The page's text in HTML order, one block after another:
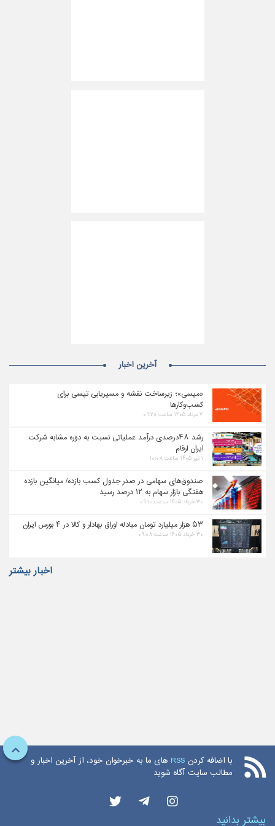
آخرین اخبار
«مپسی»؛ زیرساخت نقشه و مسیریابی تپسی برای
کسب‌وکارها
۷ مرداد ۱۴۰۵ ساعت ۰۹:۲۸
رشد ۴۸درصدی درآمد عملیاتی نسبت به دوره مشابه شرکت
ایران ارقام
۱ تیر ۱۴۰۵ ساعت ۱۰:۰۸
صندوق‌های سهامی در صدر جدول کسب بازده/ میانگین بازده
هفتگی بازار سهام به ۱۲ درصد رسید
۳۰ خرداد ۱۴۰۵ ساعت ۰۹:۱۰
۵۳ هزار میلیارد تومان مبادله اوراق بهادار و کالا در ۴ بورس ایران
۳۰ خرداد ۱۴۰۵ ساعت ۰۹:۰۸
اخبار بیشتر
با اضافه کردن RSS های ما به خبرخوان خود، از آخرین اخبار و
مطالب سایت آگاه شوید
بیشتر بدانید